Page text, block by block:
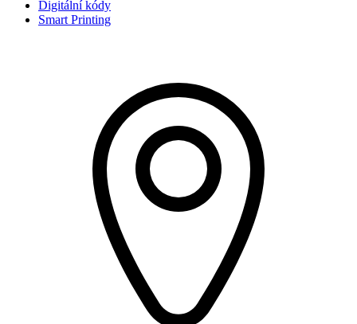
Digitální kódy
Smart Printing